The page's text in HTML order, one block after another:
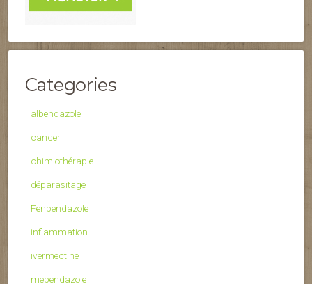
Categories
albendazole
cancer
chimiothérapie
déparasitage
Fenbendazole
inflammation
ivermectine
mebendazole